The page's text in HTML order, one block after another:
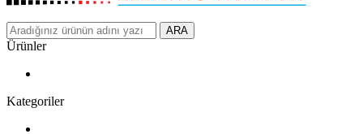
ARA
Ürünler
Kategoriler